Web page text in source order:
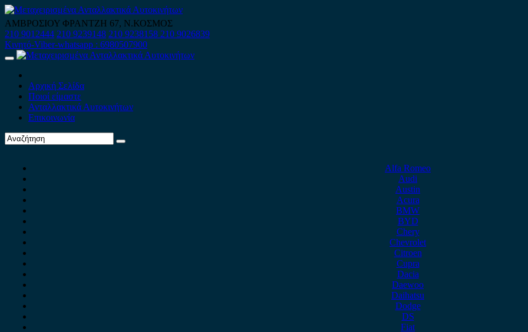
Skip
to
content
ΑΜΒΡΟΣΙΟΥ ΦΡΑΝΤΖΗ 67, Ν.ΚΟΣΜΟΣ
210 9012444 210 9239148 210 9238158 210 9026839
Κινητό-Viber-whatsapp : 6980507900
Primary
Αρχική Σελίδα
Ποιοί είμαστε
Ανταλλακτικά Αυτοκινήτων
Επικοινωνία
Alfa Romeo
Audi
Austin
Acura
BMW
BYD
Chery
Chevrolet
Citroen
Cupra
Dacia
Daewoo
Daihatsu
Dodge
DS
Fiat